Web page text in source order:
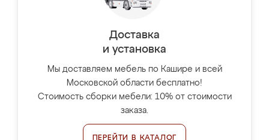
Доставка
и установка
Мы доставляем мебель по Кашире и всей
Московской области бесплатно!
Стоимость сборки мебели: 10% от стоимости
заказа.
ПЕРЕЙТИ В КАТАЛОГ